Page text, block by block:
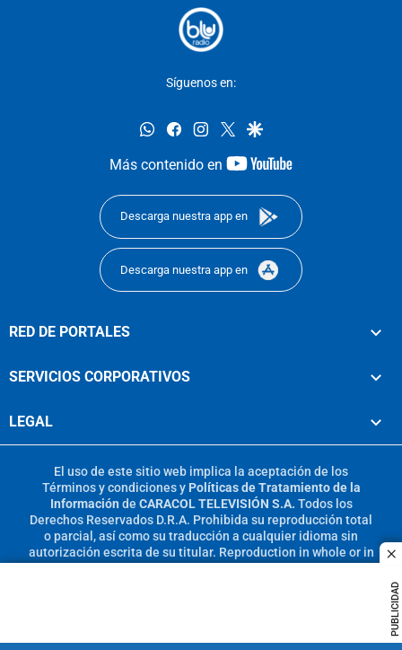
PUBLICIDAD
Síguenos en:
whatsappfacebookinstagram
twittergoogle
Más contenido en
youtube-
Descarga nuestra app en
Descarga nuestra app en
RED DE PORTALES
SERVICIOS CORPORATIVOS
LEGAL
El uso de este sitio web implica la aceptación de los
Términos y condicionesy Políticas de Tratamiento de la
Información de CARACOL TELEVISIÓN S.A. Todos los
Derechos Reservados D.R.A. Prohibida su reproducción total
o parcial, así como su traducción a cualquier idioma sin
autorización escrita de su titular. Reproduction in whole or in